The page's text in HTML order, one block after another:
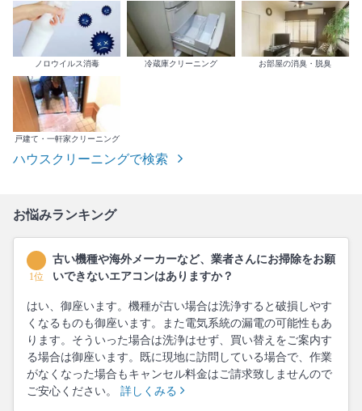
ノロウイルス消毒 冷蔵庫クリーニング お部屋の消臭・脱臭
戸建て・一軒家クリーニング
ハウスクリーニングで検索
お悩みランキング
1位
古い機種や海外メーカーなど、業者さんにお掃除をお願
いできないエアコンはありますか？
はい、御座います。機種が古い場合は洗浄すると破損しやす
くなるものも御座います。また電気系統の漏電の可能性もあ
ります。そういった場合は洗浄はせず、買い替えをご案内す
る場合は御座います。既に現地に訪問している場合で、作業
がなくなった場合もキャンセル料金はご請求致しませんので
ご安心ください。 詳しくみる